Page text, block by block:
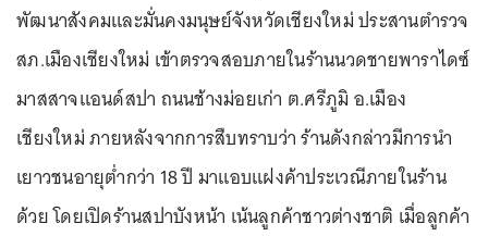
พัฒนาสังคมและมั่นคงมนุษย์จังหวัดเชียงใหม่ ประสานตำรวจ
สภ.เมืองเชียงใหม่ เข้าตรวจสอบภายในร้านนวดชายพาราไดซ์
มาสสาจแอนด์สปา ถนนช้างม่อยเก่า ต.ศรีภูมิ อ.เมือง
เชียงใหม่ ภายหลังจากการสืบทราบว่า ร้านดังกล่าวมีการนำ
เยาวชนอายุต่ำกว่า 18 ปี มาแอบแฝงค้าประเวณีภายในร้าน
ด้วย โดยเปิดร้านสปาบังหน้า เน้นลูกค้าชาวต่างชาติ เมื่อลูกค้า